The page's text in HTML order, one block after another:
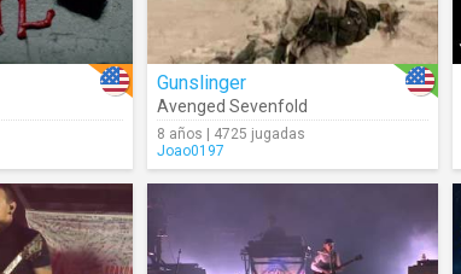
Gunslinger
Avenged Sevenfold
8 años | 4725 jugadas
Joao0197